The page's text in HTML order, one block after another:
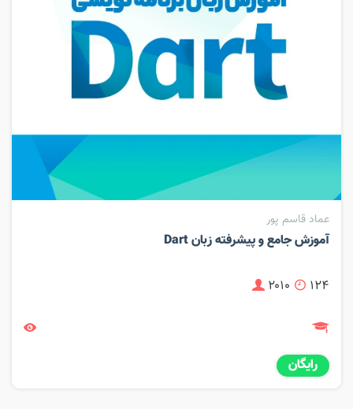
عماد قاسم پور
آموزش جامع و پیشرفته زبان Dart
۱۲۴ ۲۰۱۰
رایگان